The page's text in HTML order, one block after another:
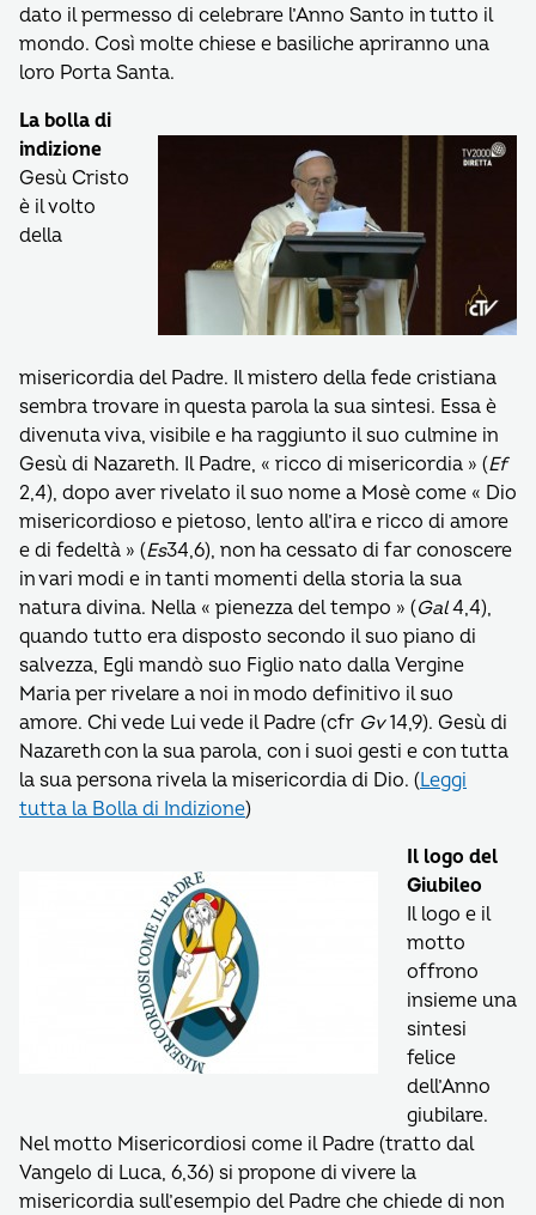
dato il permesso di celebrare l’Anno Santo in tutto il
mondo. Così molte chiese e basiliche apriranno una
loro Porta Santa.
La bolla di
indizione
Gesù Cristo
è il volto
della
misericordia del Padre. Il mistero della fede cristiana
sembra trovare in questa parola la sua sintesi. Essa è
divenuta viva, visibile e ha raggiunto il suo culmine in
Gesù di Nazareth. Il Padre, « ricco di misericordia » (Ef
2,4), dopo aver rivelato il suo nome a Mosè come « Dio
misericordioso e pietoso, lento all’ira e ricco di amore
e di fedeltà » (Es34,6), non ha cessato di far conoscere
in vari modi e in tanti momenti della storia la sua
natura divina. Nella « pienezza del tempo » (Gal4,4),
quando tutto era disposto secondo il suo piano di
salvezza, Egli mandò suo Figlio nato dalla Vergine
Maria per rivelare a noi in modo definitivo il suo
amore. Chi vede Lui vede il Padre (cfr Gv14,9). Gesù di
Nazareth con la sua parola, con i suoi gesti e con tutta
la sua persona rivela la misericordia di Dio. (Leggi
tutta la Bolla di Indizione)
Il logo del
Giubileo
Il logo e il
motto
offrono
insieme una
sintesi
felice
dell’Anno
giubilare.
Nel motto Misericordiosi come il Padre (tratto dal
Vangelo di Luca, 6,36) si propone di vivere la
misericordia sull’esempio del Padre che chiede di non